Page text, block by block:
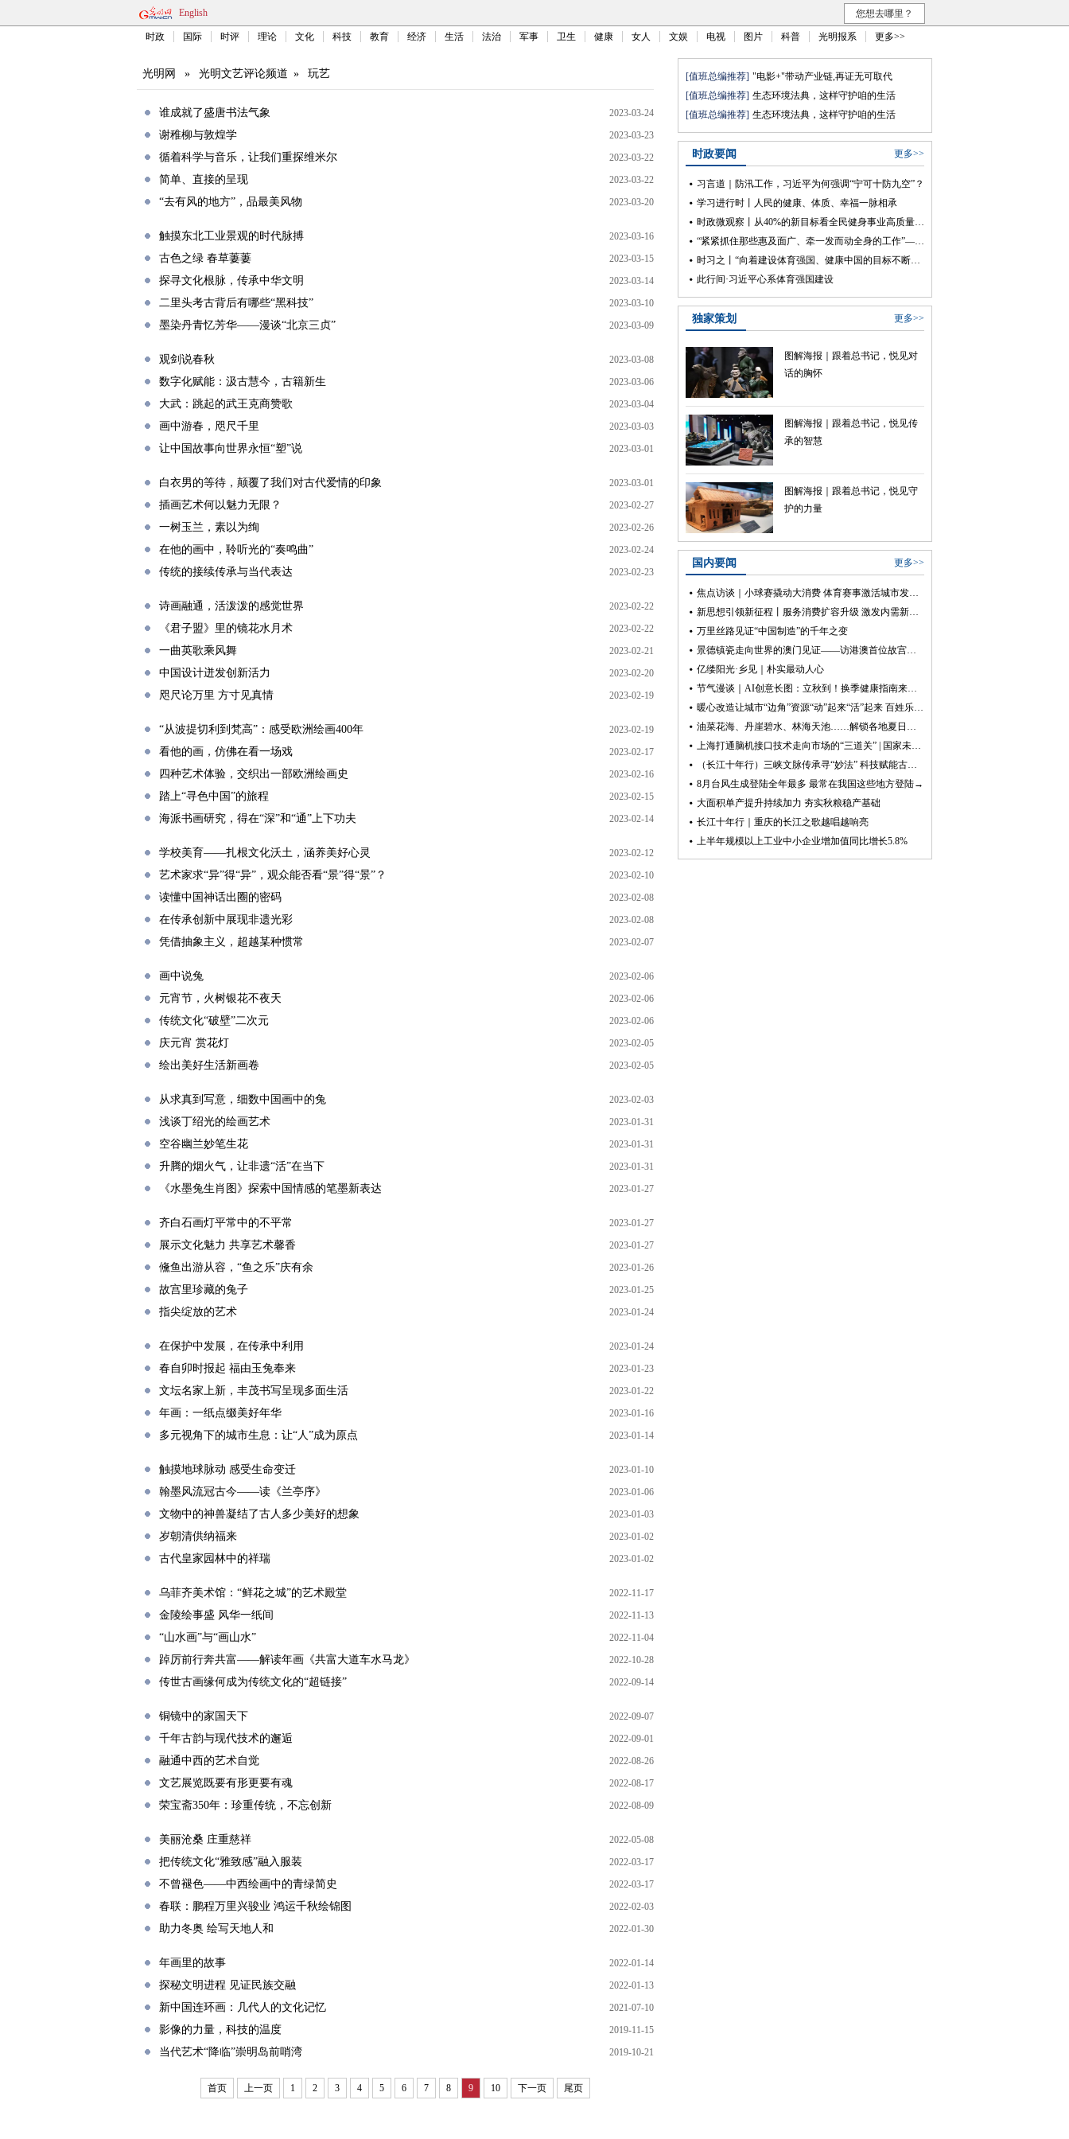
English 您想去哪里？
时政 国际 时评 理论 文化 科技 教育 经济 生活 法治 军事 卫生 健康 女人 文娱 电视 图片 科普 光明报系 更多>>
光明网 » 光明文艺评论频道 » 玩艺
谁成就了盛唐书法气象 2023-03-24
谢稚柳与敦煌学 2023-03-23
循着科学与音乐，让我们重探维米尔 2023-03-22
简单、直接的呈现 2023-03-22
“去有风的地方”，品最美风物 2023-03-20
触摸东北工业景观的时代脉搏 2023-03-16
古色之绿 春草萋萋 2023-03-15
探寻文化根脉，传承中华文明 2023-03-14
二里头考古背后有哪些“黑科技” 2023-03-10
墨染丹青忆芳华——漫谈“北京三贞” 2023-03-09
观剑说春秋 2023-03-08
数字化赋能：汲古慧今，古籍新生 2023-03-06
大武：跳起的武王克商赞歌 2023-03-04
画中游春，咫尺千里 2023-03-03
让中国故事向世界永恒“塑”说 2023-03-01
白衣男的等待，颠覆了我们对古代爱情的印象 2023-03-01
插画艺术何以魅力无限？ 2023-02-27
一树玉兰，素以为绚 2023-02-26
在他的画中，聆听光的“奏鸣曲” 2023-02-24
传统的接续传承与当代表达 2023-02-23
诗画融通，活泼泼的感觉世界 2023-02-22
《君子盟》里的镜花水月术 2023-02-22
一曲英歌乘风舞 2023-02-21
中国设计迸发创新活力 2023-02-20
咫尺论万里 方寸见真情 2023-02-19
“从波提切利到梵高”：感受欧洲绘画400年 2023-02-19
看他的画，仿佛在看一场戏 2023-02-17
四种艺术体验，交织出一部欧洲绘画史 2023-02-16
踏上“寻色中国”的旅程 2023-02-15
海派书画研究，得在“深”和“通”上下功夫 2023-02-14
学校美育——扎根文化沃土，涵养美好心灵 2023-02-12
艺术家求“异”得“异”，观众能否看“景”得“景”？ 2023-02-10
读懂中国神话出圈的密码 2023-02-08
在传承创新中展现非遗光彩 2023-02-08
凭借抽象主义，超越某种惯常 2023-02-07
画中说兔 2023-02-06
元宵节，火树银花不夜天 2023-02-06
传统文化“破壁”二次元 2023-02-06
庆元宵 赏花灯 2023-02-05
绘出美好生活新画卷 2023-02-05
从求真到写意，细数中国画中的兔 2023-02-03
浅谈丁绍光的绘画艺术 2023-01-31
空谷幽兰妙笔生花 2023-01-31
升腾的烟火气，让非遗“活”在当下 2023-01-31
《水墨兔生肖图》探索中国情感的笔墨新表达 2023-01-27
齐白石画灯平常中的不平常 2023-01-27
展示文化魅力 共享艺术馨香 2023-01-27
儵鱼出游从容，“鱼之乐”庆有余 2023-01-26
故宫里珍藏的兔子 2023-01-25
指尖绽放的艺术 2023-01-24
在保护中发展，在传承中利用 2023-01-24
春自卯时报起 福由玉兔奉来 2023-01-23
文坛名家上新，丰茂书写呈现多面生活 2023-01-22
年画：一纸点缀美好年华 2023-01-16
多元视角下的城市生息：让“人”成为原点 2023-01-14
触摸地球脉动 感受生命变迁 2023-01-10
翰墨风流冠古今——读《兰亭序》 2023-01-06
文物中的神兽凝结了古人多少美好的想象 2023-01-03
岁朝清供纳福来 2023-01-02
古代皇家园林中的祥瑞 2023-01-02
乌菲齐美术馆：“鲜花之城”的艺术殿堂 2022-11-17
金陵绘事盛 风华一纸间 2022-11-13
“山水画”与“画山水” 2022-11-04
踔厉前行奔共富——解读年画《共富大道车水马龙》 2022-10-28
传世古画缘何成为传统文化的“超链接” 2022-09-14
铜镜中的家国天下 2022-09-07
千年古韵与现代技术的邂逅 2022-09-01
融通中西的艺术自觉 2022-08-26
文艺展览既要有形更要有魂 2022-08-17
荣宝斋350年：珍重传统，不忘创新 2022-08-09
美丽沧桑 庄重慈祥 2022-05-08
把传统文化“雅致感”融入服装 2022-03-17
不曾褪色——中西绘画中的青绿简史 2022-03-17
春联：鹏程万里兴骏业 鸿运千秋绘锦图 2022-02-03
助力冬奥 绘写天地人和 2022-01-30
年画里的故事 2022-01-14
探秘文明进程 见证民族交融 2022-01-13
新中国连环画：几代人的文化记忆 2021-07-10
影像的力量，科技的温度 2019-11-15
当代艺术“降临”崇明岛前哨湾 2019-10-21
首页 上一页 1 2 3 4 5 6 7 8 9 10 下一页 尾页